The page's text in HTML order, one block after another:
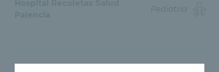
Pediatría